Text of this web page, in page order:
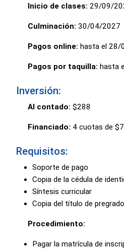
Inicio de clases: 29/09/
Culminación: 30/04/2027
Pagos online: hasta el 28/
Pagos por taquilla: hasta
Inversión:
Al contado: $288
Financiado: 4 cuotas de
Requisitos:
Soporte de pago
Copia de la cédula de
Síntesis curricular
Copia del título de pregrado
Procedimiento:
Pagar la matrícula de